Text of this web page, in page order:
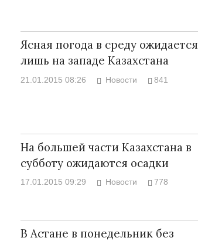
Ясная погода в среду ожидается
лишь на западе Казахстана
21.01.2015 08:26 Новости 841
На большей части Казахстана в
субботу ожидаются осадки
17.01.2015 09:29 Новости 778
В Астане в понедельник без